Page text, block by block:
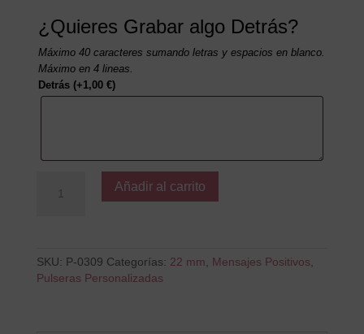
¿Quieres Grabar algo Detrás?
Máximo 40 caracteres sumando letras y espacios en blanco.
Máximo en 4 lineas.
Detrás (+1,00 €)
Añadir al carrito
SKU: P-0309 Categorías: 22 mm, Mensajes Positivos,
Pulseras Personalizadas